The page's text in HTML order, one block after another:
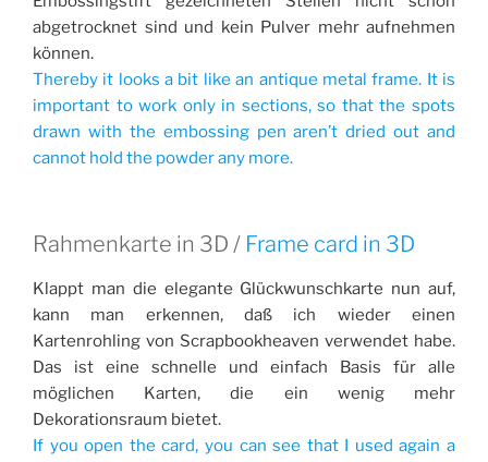
abgetrocknet sind und kein Pulver mehr aufnehmen
können.
Thereby it looks a bit like an antique metal frame. It is
important to work only in sections, so that the spots
drawn with the embossing pen aren’t dried out and
cannot hold the powder any more.
Rahmenkarte in 3D / Frame card in 3D
Klappt man die elegante Glückwunschkarte nun auf,
kann man erkennen, daß ich wieder einen
Kartenrohling von Scrapbookheaven verwendet habe.
Das ist eine schnelle und einfach Basis für alle
möglichen Karten, die ein wenig mehr
Dekorationsraum bietet.
If you open the card, you can see that I used again a